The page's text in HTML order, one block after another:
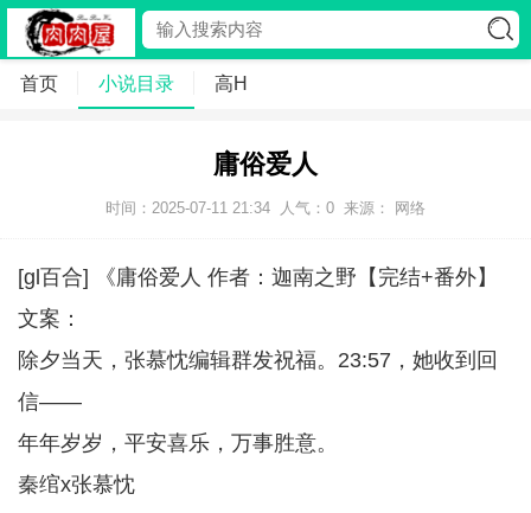
首页 小说目录 高H
庸俗爱人
时间：2025-07-11 21:34 人气： 0 来源： 网络
[gl百合] 《庸俗爱人 作者：迦南之野【完结+番外】
文案：
除夕当天，张慕忱编辑群发祝福。23:57，她收到回
信——
年年岁岁，平安喜乐，万事胜意。
秦绾x张慕忱